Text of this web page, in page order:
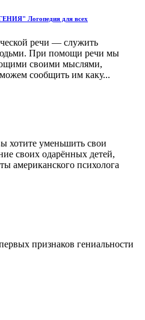
Логопедия для всех
речи — служить
При помощи речи мы
своими мыслями,
сообщить им каку...
хотите уменьшить свои
своих одарённых детей,
американского психолога
признаков гениальности